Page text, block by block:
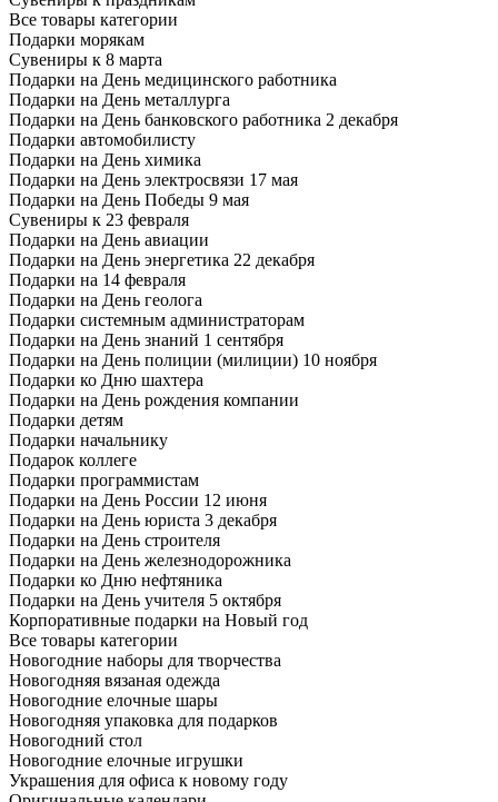
Все товары категории
Подарки морякам
Сувениры к 8 марта
Подарки на День медицинского работника
Подарки на День металлурга
Подарки на День банковского работника 2 декабря
Подарки автомобилисту
Подарки на День химика
Подарки на День электросвязи 17 мая
Подарки на День Победы 9 мая
Сувениры к 23 февраля
Подарки на День авиации
Подарки на День энергетика 22 декабря
Подарки на 14 февраля
Подарки на День геолога
Подарки системным администраторам
Подарки на День знаний 1 сентября
Подарки на День полиции (милиции) 10 ноября
Подарки ко Дню шахтера
Подарки на День рождения компании
Подарки детям
Подарки начальнику
Подарок коллеге
Подарки программистам
Подарки на День России 12 июня
Подарки на День юриста 3 декабря
Подарки на День строителя
Подарки на День железнодорожника
Подарки ко Дню нефтяника
Подарки на День учителя 5 октября
Корпоративные подарки на Новый год
Все товары категории
Новогодние наборы для творчества
Новогодняя вязаная одежда
Новогодние елочные шары
Новогодняя упаковка для подарков
Новогодний стол
Новогодние елочные игрушки
Украшения для офиса к новому году